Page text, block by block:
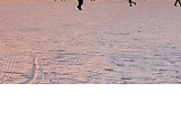
& Lifestyle
shoppen
essen & trinken